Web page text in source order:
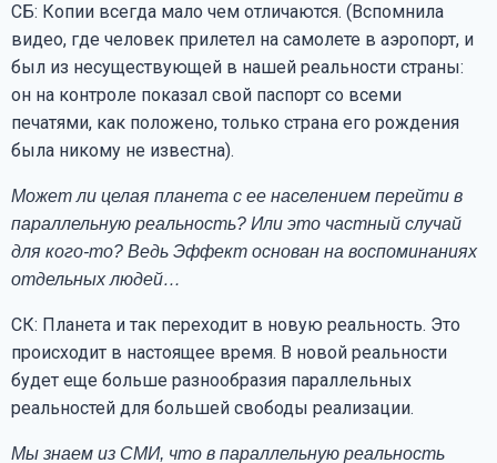
СБ: Копии всегда мало чем отличаются. (Вспомнила
видео, где человек прилетел на самолете в аэропорт, и
был из несуществующей в нашей реальности страны:
он на контроле показал свой паспорт со всеми
печатями, как положено, только страна его рождения
была никому не известна).
Может ли целая планета с ее населением перейти в
параллельную реальность? Или это частный случай
для кого-то? Ведь Эффект основан на воспоминаниях
отдельных людей…
СК: Планета и так переходит в новую реальность. Это
происходит в настоящее время. В новой реальности
будет еще больше разнообразия параллельных
реальностей для большей свободы реализации.
Мы знаем из СМИ, что в параллельную реальность